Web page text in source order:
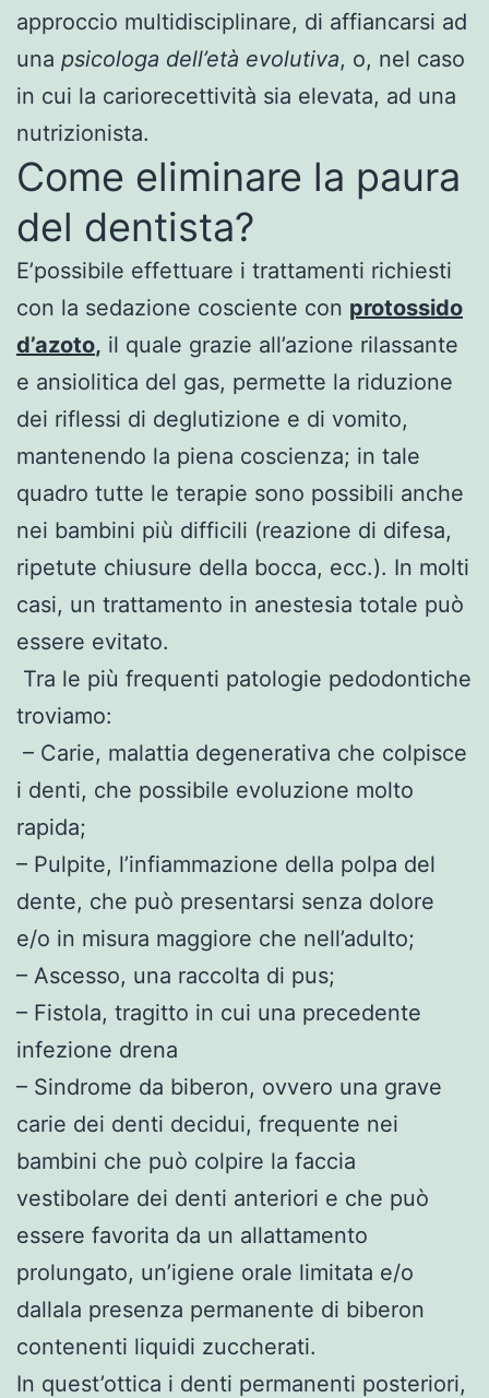
approccio multidisciplinare, di affiancarsi ad
una psicologa dell’età evolutiva, o, nel caso
in cui la cariorecettività sia elevata, ad una
nutrizionista.
Come eliminare la paura
del dentista?
E’possibile effettuare i trattamenti richiesti
con la sedazione cosciente con protossido
d’azoto, il quale grazie all’azione rilassante
e ansiolitica del gas, permette la riduzione
dei riflessi di deglutizione e di vomito,
mantenendo la piena coscienza; in tale
quadro tutte le terapie sono possibili anche
nei bambini più difficili (reazione di difesa,
ripetute chiusure della bocca, ecc.). In molti
casi, un trattamento in anestesia totale può
essere evitato.
Tra le più frequenti patologie pedodontiche
troviamo:
– Carie, malattia degenerativa che colpisce
i denti, che possibile evoluzione molto
rapida;
– Pulpite, l’infiammazione della polpa del
dente, che può presentarsi senza dolore
e/o in misura maggiore che nell’adulto;
– Ascesso, una raccolta di pus;
– Fistola, tragitto in cui una precedente
infezione drena
– Sindrome da biberon, ovvero una grave
carie dei denti decidui, frequente nei
bambini che può colpire la faccia
vestibolare dei denti anteriori e che può
essere favorita da un allattamento
prolungato, un’igiene orale limitata e/o
dallala presenza permanente di biberon
contenenti liquidi zuccherati.
In quest’ottica i denti permanenti posteriori,